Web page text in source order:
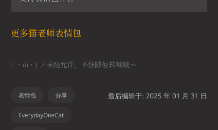
更多猫老师表情包
|´・ω・) ノ未经允许，不能随便转载哦～
表情包 分享
EverydayOneCat
最后编辑于: 2025 年 01 月 31 日